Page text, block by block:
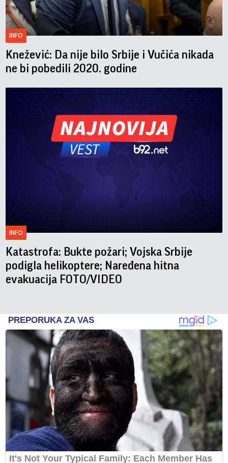
INFO
Knežević: Da nije bilo Srbije i Vučića nikada
ne bi pobedili 2020. godine
INFO
Katastrofa: Bukte požari; Vojska Srbije
podigla helikoptere; Naređena hitna
evakuacija FOTO/VIDEO